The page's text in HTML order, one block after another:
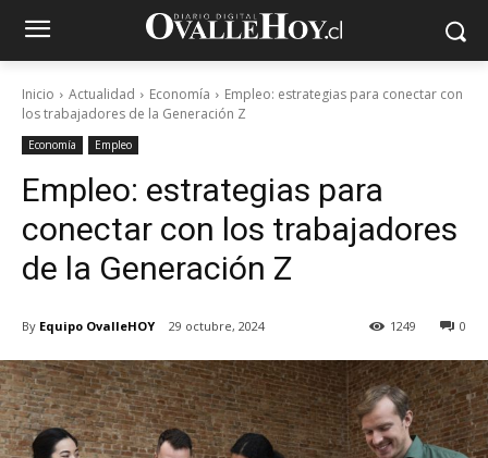
Inicio Actualidad Economía
Empleo: estrategias para conectar con
los trabajadores de la Generación Z
Economía Empleo
Empleo: estrategias para
conectar con los trabajadores
de la Generación Z
By Equipo OvalleHOY 29 octubre, 2024 0
1249